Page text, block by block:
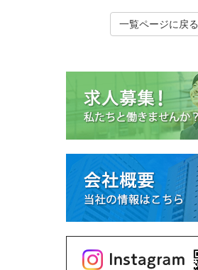
一覧ページに戻る